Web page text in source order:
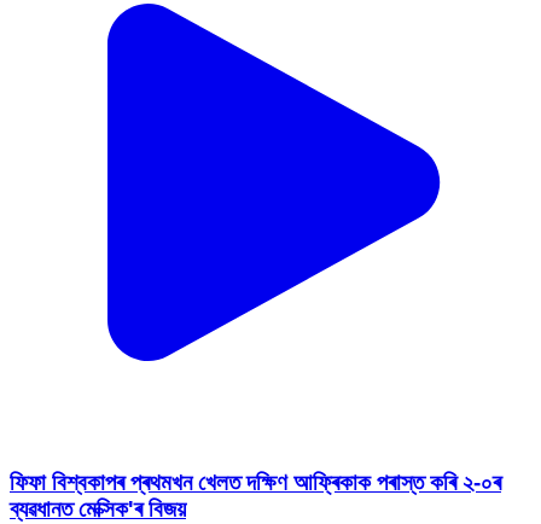
ফিফা বিশ্বকাপৰ প্ৰথমখন খেলত দক্ষিণ আফ্ৰিকাক পৰাস্ত কৰি ২-০ৰ
ব্যৱধানত মেক্সিক'ৰ বিজয়